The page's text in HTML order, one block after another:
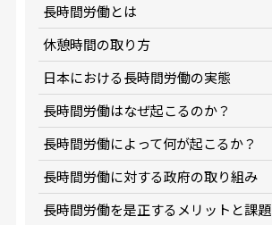
長時間労働とは
休憩時間の取り方
日本における長時間労働の実態
長時間労働はなぜ起こるのか？
長時間労働によって何が起こるか？
長時間労働に対する政府の取り組み
長時間労働を是正するメリットと課題